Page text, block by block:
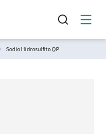
Sodio Hidrosulfito QP